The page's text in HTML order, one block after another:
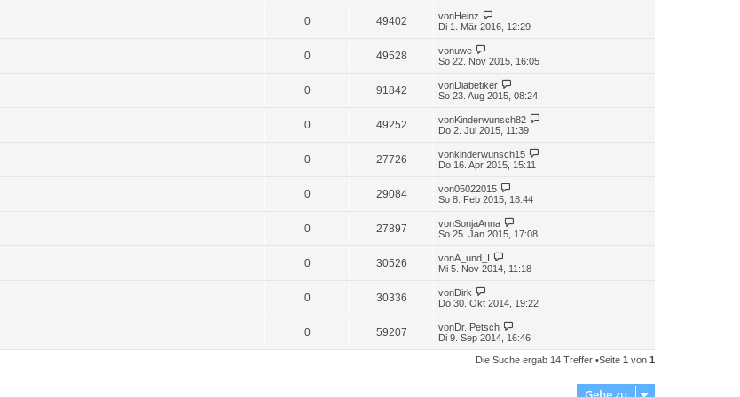
0 49402 vonHeinz
Di 1. Mär 2016, 12:29
0 49528 vonuwe
So 22. Nov 2015, 16:05
0 91842 vonDiabetiker
So 23. Aug 2015, 08:24
0 49252 vonKinderwunsch82
Do 2. Jul 2015, 11:39
0 27726 vonkinderwunsch15
Do 16. Apr 2015, 15:11
0 29084 von05022015
So 8. Feb 2015, 18:44
0 27897 vonSonjaAnna
So 25. Jan 2015, 17:08
0 30526 vonA_und_I
Mi 5. Nov 2014, 11:18
0 30336 vonDirk
Do 30. Okt 2014, 19:22
0 59207 vonDr. Petsch
Di 9. Sep 2014, 16:46
Die Suche ergab 14 Treffer •Seite 1 von 1